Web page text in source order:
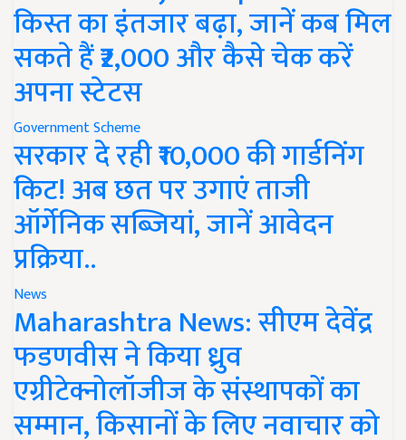
किस्त का इंतजार बढ़ा, जानें कब मिल
सकते हैं ₹2,000 और कैसे चेक करें
अपना स्टेटस
Government Scheme
सरकार दे रही ₹10,000 की गार्डनिंग
किट! अब छत पर उगाएं ताजी
ऑर्गेनिक सब्जियां, जानें आवेदन
प्रक्रिया..
News
Maharashtra News: सीएम देवेंद्र
फडणवीस ने किया ध्रुव
एग्रीटेक्नोलॉजीज के संस्थापकों का
सम्मान, किसानों के लिए नवाचार को